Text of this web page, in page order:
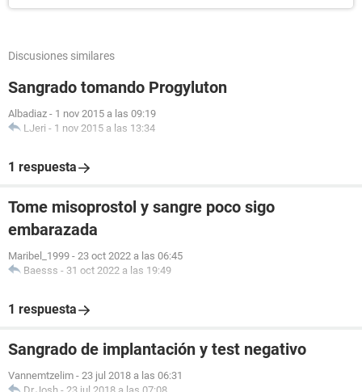
Discusiones similares
Sangrado tomando Progyluton
Albadiaz - 1 nov 2015 a las 09:19
LJeri - 1 nov 2015 a las 13:34
1 respuesta
Tome misoprostol y sangre poco sigo
embarazada
Maribel_1999 - 23 oct 2022 a las 06:45
Baesss - 31 oct 2022 a las 19:49
1 respuesta
Sangrado de implantación y test negativo
Vannemtzelim - 23 jul 2018 a las 06:31